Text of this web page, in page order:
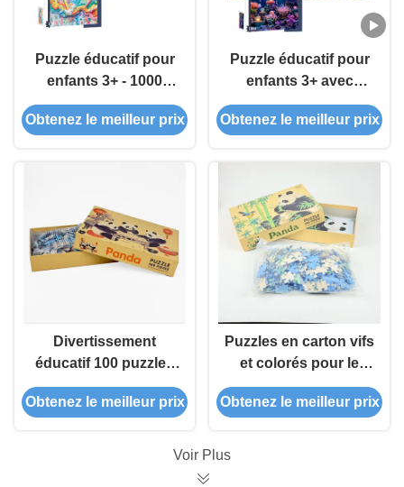
Puzzle éducatif pour
enfants 3+ - 1000
pièces
Obtenez le meilleur prix
Puzzle éducatif pour
enfants 3+ avec
pièces emboîtables
Obtenez le meilleur prix
Divertissement
éducatif 100 puzzles
pour les liens
familiaux et le
Obtenez le meilleur prix
Puzzles en carton vifs
et colorés pour le
plaisir de la famille à
l'intérieur
Obtenez le meilleur prix
Voir Plus